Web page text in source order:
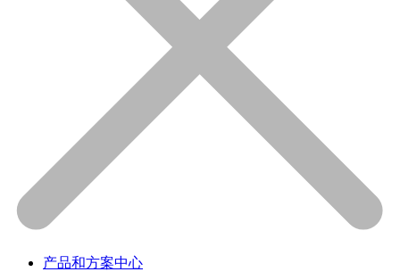
产品和方案中心